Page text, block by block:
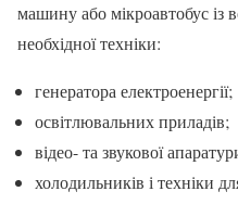
машину або мікроавтобус із
необхідної техніки:
генератора електроенергії;
освітлювальних приладів;
відео- та звукової
холодильників і техніки